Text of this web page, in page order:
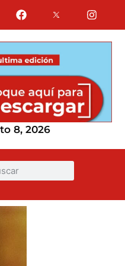
la obtención del
8, 2026